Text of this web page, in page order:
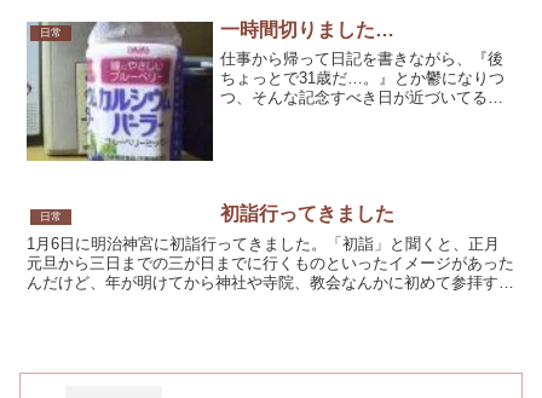
日常 一時間切りました…
仕事から帰って日記を書きながら、『後
ちょっとで31歳だ…。』とか鬱になりつ
つ、そんな記念すべき日が近づいてるに
日常 初詣行ってきました
1月6日に明治神宮に初詣行ってきました。「初詣」と聞くと、正月
元旦から三日までの三が日までに行くものといったイメージがあった
んだけど、年が明けてから神社や寺院、教会なんかに初めて参拝する